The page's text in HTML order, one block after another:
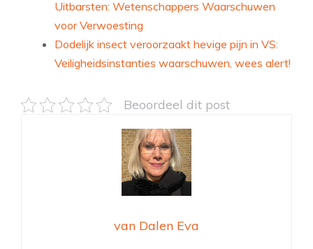
Uitbarsten: Wetenschappers Waarschuwen
voor Verwoesting
Dodelijk insect veroorzaakt hevige pijn in VS:
Veiligheidsinstanties waarschuwen, wees alert!
Beoordeel dit post
van Dalen Eva